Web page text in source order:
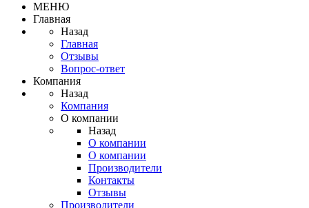
МЕНЮ
Главная
Назад
Главная
Отзывы
Вопрос-ответ
Компания
Назад
Компания
О компании
Назад
О компании
О компании
Производители
Контакты
Отзывы
Производители